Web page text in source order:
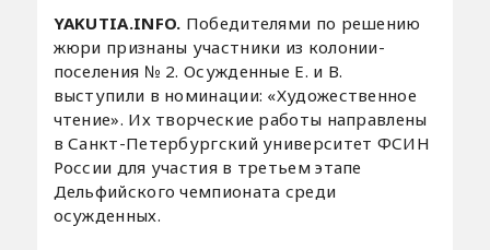
YAKUTIA.INFO. Победителями по решению
жюри признаны участники из колонии-
поселения № 2. Осужденные Е. и В.
выступили в номинации: «Художественное
чтение». Их творческие работы направлены
в Санкт-Петербургский университет ФСИН
России для участия в третьем этапе
Дельфийского чемпионата среди
осужденных.